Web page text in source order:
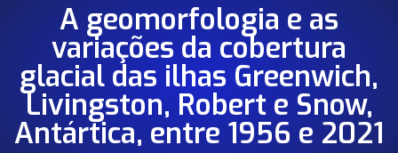
A geomorfologia e as
variações da cobertura
glacial das ilhas Greenwich,
Livingston, Robert e Snow,
Antártica, entre 1956 e 2021